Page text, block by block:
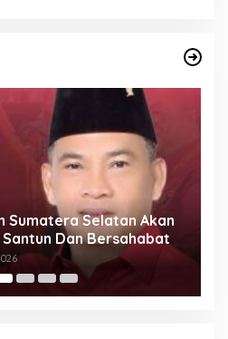
Sumatera Selatan Akan
Dan Bersahabat